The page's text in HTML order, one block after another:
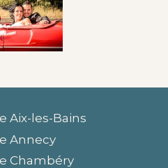
Aix-les-Bains
Annecy
Chambéry